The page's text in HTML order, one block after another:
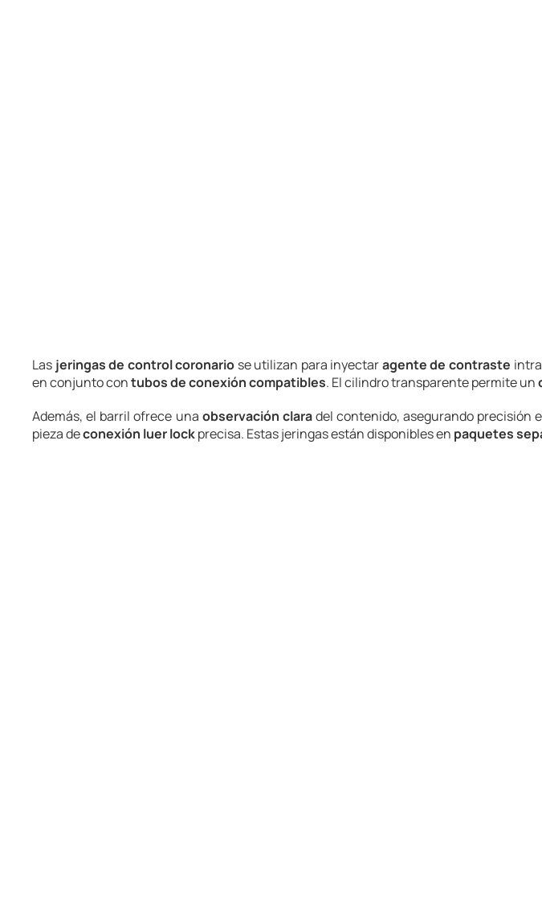
Las jeringas de control coronario se utilizan para inyectaragente de contraste
en conjunto contubos de conexión compatibles. El cilindro transparente permite un
Además, el barril ofrece una observación claradel contenido, asegurando precisión
pieza deconexión luer lockprecisa. Estas jeringas están disponibles en paquetes